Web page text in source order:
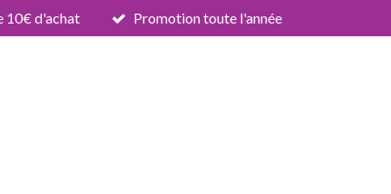
10€ d'achat Promotion toute l'année